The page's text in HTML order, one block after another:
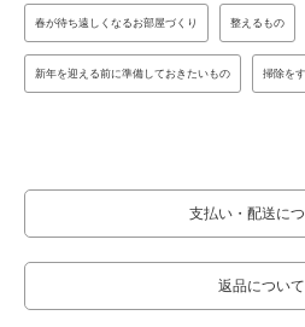
春が待ち遠しくなるお部屋づくり 整えるもの
新年を迎える前に準備しておきたいもの 掃除を
支払い・配送に
返品について